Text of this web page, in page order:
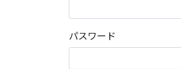
パスワード